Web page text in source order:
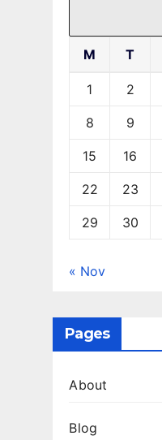
M T
1 2
8 9
15 16
22 23
29 30
« Nov
Pages
About
Blog